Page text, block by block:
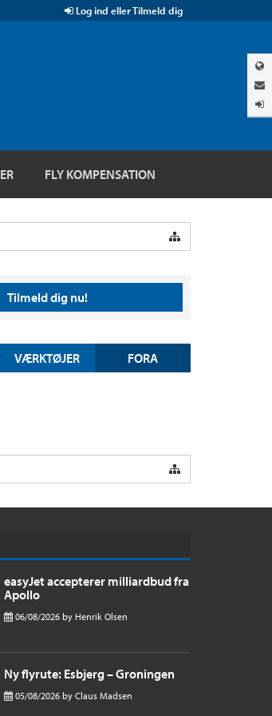
Log ind eller Tilmeld dig
FLY KOMPENSATION
Tilmeld dig nu!
VÆRKTØJER FORA
easyJet accepterer milliardbud fra
Apollo
06/08/2026 by Henrik Olsen
Ny flyrute: Esbjerg – Groningen
05/08/2026 by Claus Madsen